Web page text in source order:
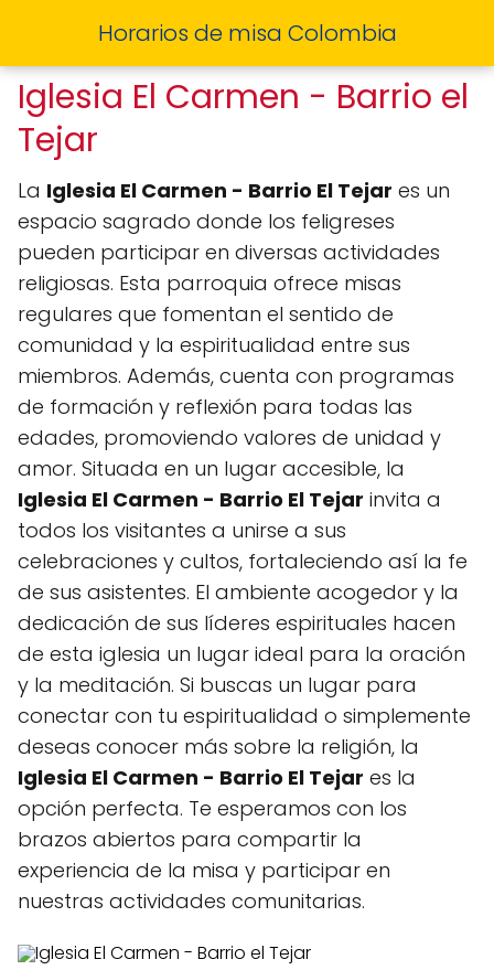
Horarios de misa Colombia
Iglesia El Carmen - Barrio el
Tejar
La Iglesia El Carmen - Barrio El Tejar es un
espacio sagrado donde los feligreses
pueden participar en diversas actividades
religiosas. Esta parroquia ofrece misas
regulares que fomentan el sentido de
comunidad y la espiritualidad entre sus
miembros. Además, cuenta con programas
de formación y reflexión para todas las
edades, promoviendo valores de unidad y
amor. Situada en un lugar accesible, la
Iglesia El Carmen - Barrio El Tejar invita a
todos los visitantes a unirse a sus
celebraciones y cultos, fortaleciendo así la fe
de sus asistentes. El ambiente acogedor y la
dedicación de sus líderes espirituales hacen
de esta iglesia un lugar ideal para la oración
y la meditación. Si buscas un lugar para
conectar con tu espiritualidad o simplemente
deseas conocer más sobre la religión, la
Iglesia El Carmen - Barrio El Tejar es la
opción perfecta. Te esperamos con los
brazos abiertos para compartir la
experiencia de la misa y participar en
nuestras actividades comunitarias.